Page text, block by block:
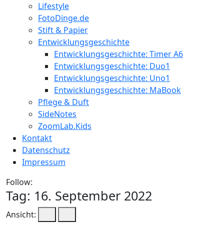
Lifestyle
FotoDinge.de
Stift & Papier
Entwicklungsgeschichte
Entwicklungsgeschichte: Timer A6
Entwicklungsgeschichte: Duo1
Entwicklungsgeschichte: Uno1
Entwicklungsgeschichte: MaBook
Pflege & Duft
SideNotes
ZoomLab.Kids
Kontakt
Datenschutz
Impressum
Follow:
Tag: 16. September 2022
Ansicht: